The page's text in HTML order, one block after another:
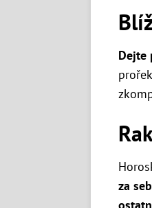
Dejte
za